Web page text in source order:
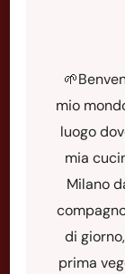
mio
luogo
mia
Milano
di
prima